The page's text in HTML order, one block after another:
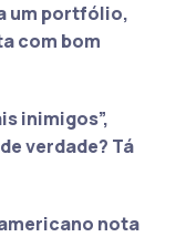
um portfólio,
com bom
inimigos”,
verdade? Tá
nota